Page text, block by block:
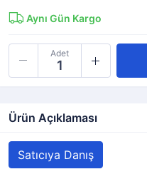
Aynı Gün Kargo
Adet
Ürün Açıklaması
Satıcıya Danış